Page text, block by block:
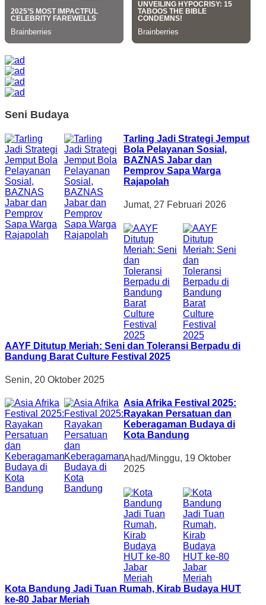
Seni Budaya
Tarling Jadi Strategi Jemput
Bola Pelayanan Sosial,
BAZNAS Jabar dan
Pemprov Sapa Warga
Rajapolah
Jumat, 27 Februari 2026
AAYF Ditutup Meriah: Seni dan Toleransi Berpadu di
Bandung Barat Culture Festival 2025
Senin, 20 Oktober 2025
Asia Afrika Festival 2025:
Rayakan Persatuan dan
Keberagaman Budaya di
Kota Bandung
Ahad/Minggu, 19 Oktober
2025
Kota Bandung Jadi Tuan Rumah, Kirab Budaya HUT
ke-80 Jabar Meriah